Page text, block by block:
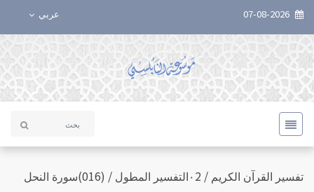
عربي
تفسير القرآن الكريم / ٠2التفسير المطول / (016)سورة النحل